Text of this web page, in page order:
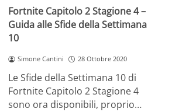
Fortnite Capitolo 2 Stagione 4 –
Guida alle Sfide della Settimana
10
Simone Cantini 28 Ottobre 2020
Le Sfide della Settimana 10 di
Fortnite Capitolo 2 Stagione 4
sono ora disponibili, proprio…